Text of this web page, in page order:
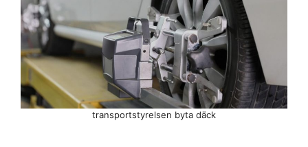
transportstyrelsen byta däck